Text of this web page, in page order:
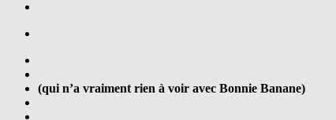
(qui n’a vraiment rien à voir avec Bonnie Banane)